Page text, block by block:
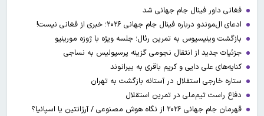
فغانی داور فینال جام جهانی شد
ادعای ال‌‍موندو درباره فینال جام جهانی ۲۰۲۶؛ خبری از فغانی نیست!
بازگشت وینیسیوس به تمرین رئال؛ جلسه ویژه با ژوزه مورینیو
جزئیات جدید از انتقال نجومی گزینه پرسپولیس به نساجی
کنایه‌های علی دایی و کریم باقری به بیرانوند
ستاره خارجی استقلال در آستانه بازگشت به تهران
دفاع راست تیم‌ملی در تمرین استقلال
قهرمان جام جهانی ۲۰۲۶ از نگاه هوش مصنوعی / آرژانتین یا اسپانیا؟